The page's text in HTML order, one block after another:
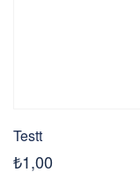
Testt
₺1,00